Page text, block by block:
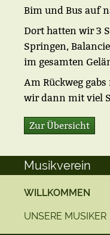
Bim und Bus auf
Dort hatten wir 3
Springen,
im gesamten
Am Rückweg
wir dann mit viel
Zur Übersicht
Musikverein
WILLKOMMEN
UNSERE MUSIKER